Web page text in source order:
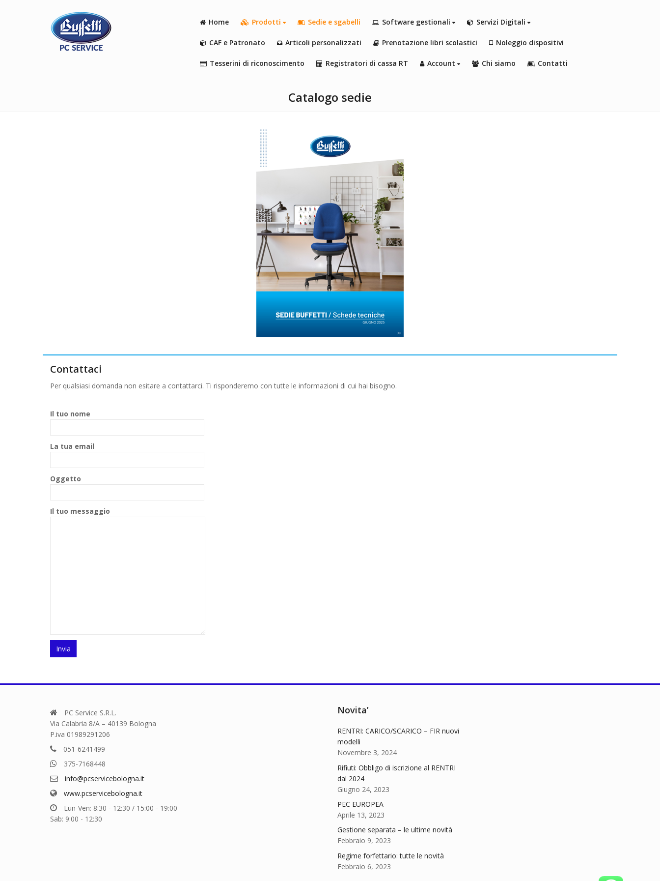
Home Prodotti Sedie e sgabelli Software gestionali Servizi Digitali
CAF e Patronato Articoli personalizzati Prenotazione libri scolastici Noleggio dispositivi
Tesserini di riconoscimento Registratori di cassa RT Account Chi siamo Contatti
Catalogo sedie
Contattaci
Per qualsiasi domanda non esitare a contattarci. Ti risponderemo con tutte le informazioni di cui hai bisogno.
Il tuo nome
La tua email
Oggetto
Il tuo messaggio
PC Service S.R.L.
Via Calabria 8/A – 40139 Bologna
P.iva 01989291206
051-6241499
375-7168448
info@pcservicebologna.it
www.pcservicebologna.it
Lun-Ven: 8:30 - 12:30 / 15:00 - 19:00
Sab: 9:00 - 12:30
Novita’
RENTRI: CARICO/SCARICO – FIR nuovi
modelli
Novembre 3, 2024
Rifiuti: Obbligo di iscrizione al RENTRI
dal 2024
Giugno 24, 2023
PEC EUROPEA
Aprile 13, 2023
Gestione separata – le ultime novità
Febbraio 9, 2023
Regime forfettario: tutte le novità
Febbraio 6, 2023